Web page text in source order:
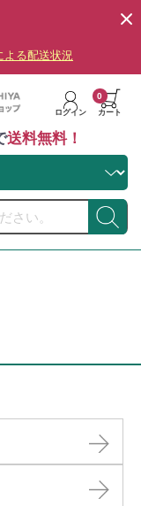
よる配送状況
ログイン カート
0
送料無料！